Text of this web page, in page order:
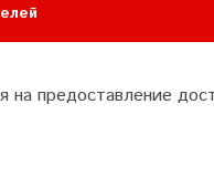
предоставление